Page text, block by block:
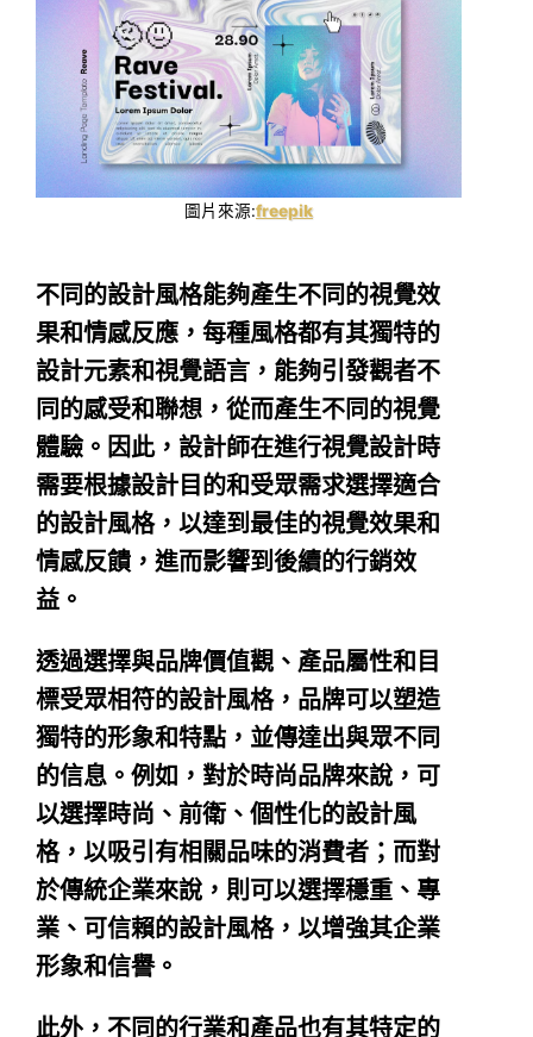
圖片來源:freepik
不同的設計風格能夠產生不同的視覺效
果和情感反應，每種風格都有其獨特的
設計元素和視覺語言，能夠引發觀者不
同的感受和聯想，從而產生不同的視覺
體驗。因此，設計師在進行視覺設計時
需要根據設計目的和受眾需求選擇適合
的設計風格，以達到最佳的視覺效果和
情感反饋，進而影響到後續的行銷效
益。
透過選擇與品牌價值觀、產品屬性和目
標受眾相符的設計風格，品牌可以塑造
獨特的形象和特點，並傳達出與眾不同
的信息。例如，對於時尚品牌來說，可
以選擇時尚、前衛、個性化的設計風
格，以吸引有相關品味的消費者；而對
於傳統企業來說，則可以選擇穩重、專
業、可信賴的設計風格，以增強其企業
形象和信譽。
此外，不同的行業和產品也有其特定的